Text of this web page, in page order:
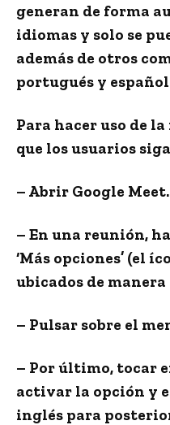
generan de forma
idiomas y solo se
además de otros
portugués y español
Para hacer uso de
que los usuarios
– Abrir Google Meet.
– En una reunión,
‘Más opciones’ (el
ubicados de
– Pulsar sobre el
– Por último, tocar
activar la opción y
inglés para